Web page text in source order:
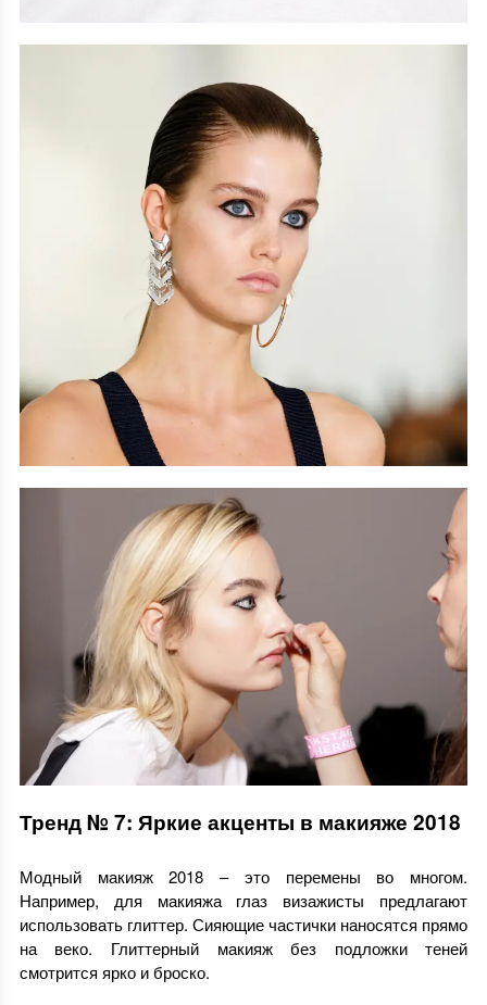
Тренд № 7: Яркие акценты в макияже 2018
Модный макияж 2018 – это перемены во многом.
Например, для макияжа глаз визажисты предлагают
использовать глиттер. Сияющие частички наносятся прямо
на веко. Глиттерный макияж без подложки теней
смотрится ярко и броско.